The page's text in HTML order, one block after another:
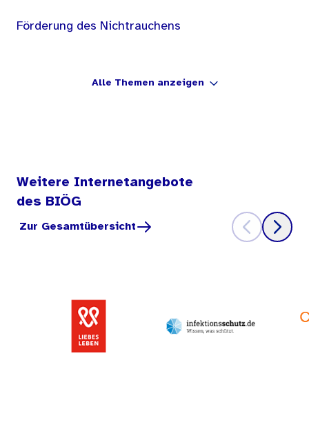
Förderung des Nichtrauchens
Alle Themen anzeigen
Weitere Internetangebote
des BIÖG
Zur Gesamtübersicht